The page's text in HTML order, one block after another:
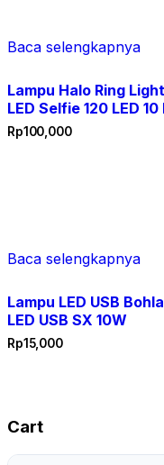
Baca selengkapnya
Lampu Halo Ring Light
LED Selfie 120 LED 10
with Smartphone
+ Mini Tripod
Rp100,000
Baca selengkapnya
Lampu LED USB
LED USB SX 10W
Rp15,000
Cart